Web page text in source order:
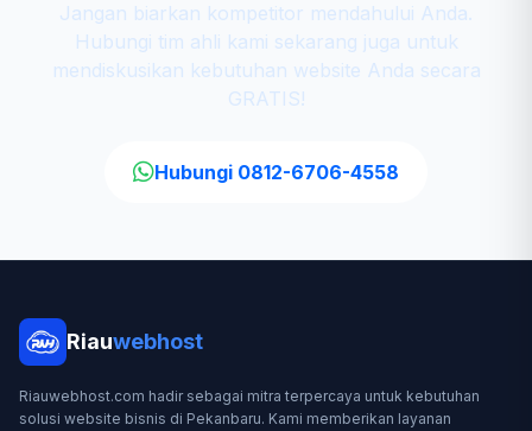
Jangan biarkan kompetitor mendahului Anda.
Hubungi tim ahli kami sekarang juga untuk
mendiskusikan kebutuhan website Anda secara
GRATIS!
Hubungi 0812-6706-4558
Riauwebhost
Riauwebhost.com hadir sebagai mitra terpercaya untuk kebutuhan
solusi website bisnis di Pekanbaru. Kami memberikan layanan